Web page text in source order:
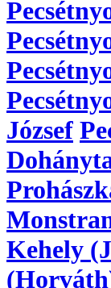
József
Kehely